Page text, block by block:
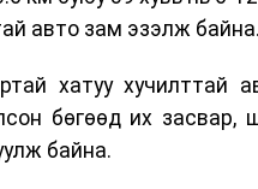
авто зам эзэлж байна.
хатуу хучилттай
бөгөөд их засвар,
байна.